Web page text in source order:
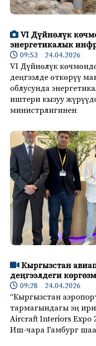
VI Дүйнөлүк
энергетикалык
09:53 24.04.2026
VI Дүйнөлүк
деңгээлде өткөрүү
облусунда
иштери кызуу
министрлигинен
Кыргызстан
деңгээлдеги
09:28 24.04.2026
“Кыргызстан
тармагындагы эң
Aircraft Interiors Expo
Иш-чара Гамбург